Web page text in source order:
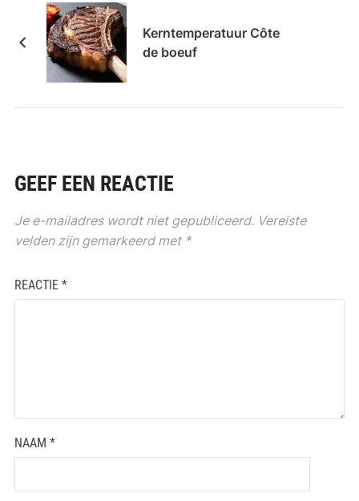
Kerntemperatuur Côte
de boeuf
GEEF EEN REACTIE
Je e-mailadres wordt niet gepubliceerd. Vereiste
velden zijn gemarkeerd met *
REACTIE *
NAAM *